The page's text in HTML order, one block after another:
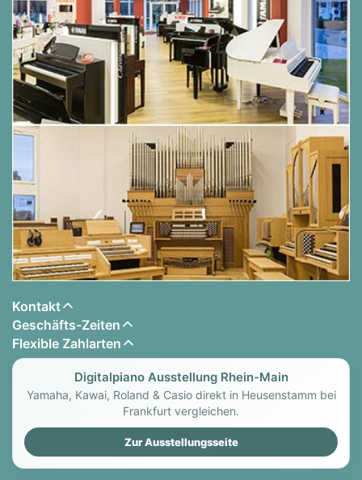
Kontakt
Geschäfts-Zeiten
Flexible Zahlarten
Digitalpiano Ausstellung Rhein-Main
Yamaha, Kawai, Roland & Casio direkt in Heusenstamm bei
Frankfurt vergleichen.
Zur Ausstellungsseite